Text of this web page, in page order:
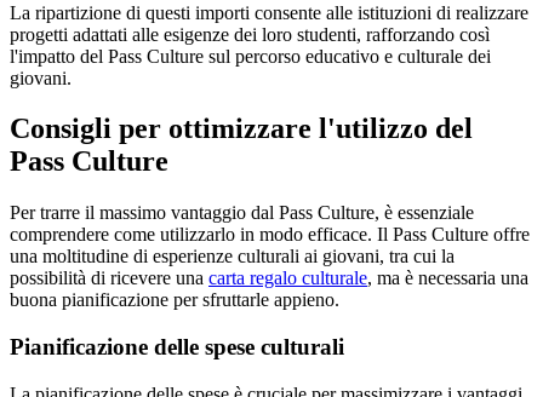
La ripartizione di questi importi consente alle istituzioni di realizzare
progetti adattati alle esigenze dei loro studenti, rafforzando così
l'impatto del Pass Culture sul percorso educativo e culturale dei
giovani.
Consigli per ottimizzare l'utilizzo del
Pass Culture
Per trarre il massimo vantaggio dal Pass Culture, è essenziale
comprendere come utilizzarlo in modo efficace. Il Pass Culture offre
una moltitudine di esperienze culturali ai giovani, tra cui la
possibilità di ricevere una carta regalo culturale, ma è necessaria una
buona pianificazione per sfruttarle appieno.
Pianificazione delle spese culturali